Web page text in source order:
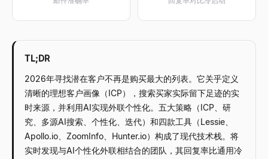
TL;DR
2026年寻找潜在客户不再是购买最大的列表。它关乎定义
清晰的理想客户画像（ICP），搜索买家实际留下足迹的实
时来源，并利用AI实现外联个性化。五大策略（ICP、研
究、多源AI搜索、个性化、迭代）和四款工具（Lessie、
Apollo.io、ZoomInfo、Hunter.io）构成了现代技术栈。将
实时发现与AI个性化外联相结合的团队，其回复率比通用冷